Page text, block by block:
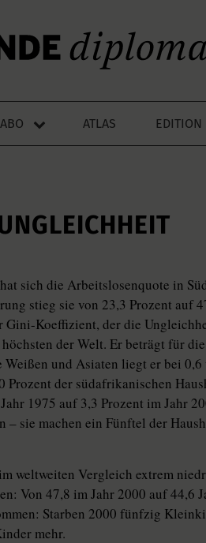
ABO ATLAS EDITION
sich die Arbeitslosenquote in
stieg sie von 23,3 Prozent auf
Gini-Koeffizient, der die
der Welt. Er beträgt für
Weißen und Asiaten liegt er bei
Prozent der südafrikanischen
1975 auf 3,3 Prozent im Jahr
– sie machen ein Fünftel der
weltweiten Vergleich extrem
Von 47,8 im Jahr 2000 auf
Starben 2000 fünfzig
mehr.